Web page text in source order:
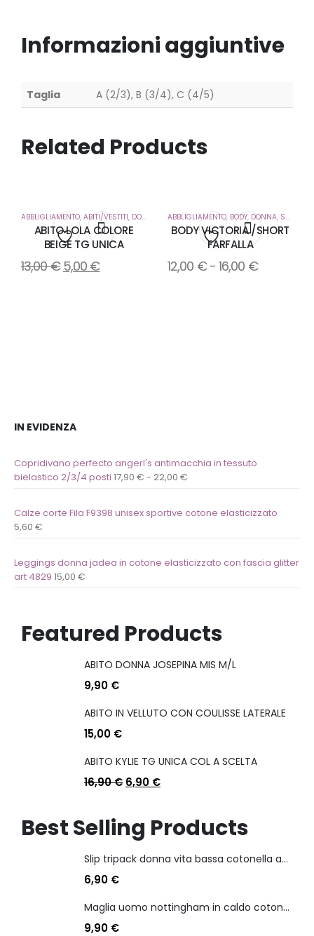
Informazioni aggiuntive
Taglia A (2/3), B (3/4), C (4/5)
Related Products
Aggiungi
ABBLIGLIAMENTO, ABITI/VESTITI, DONNA
ABITO LOLA COLORE
BEIGE TG UNICA
13,00€ 5,00 €
Aggiungi
ABBLIGLIAMENTO, BODY, DONNA, SHORT
BODY VICTORIA /SHORT
FARFALLA
12,00 € - 16,00 €
IN EVIDENZA
Copridivano perfecto angerl's antimacchia in tessuto
bielastico 2/3/4 posti 17,90 € - 22,00 €
Calze corte Fila F9398 unisex sportive cotone elasticizzato
5,60 €
Leggings donna jadea in cotone elasticizzato con fascia glitter
art 4829 15,00 €
Featured Products
ABITO DONNA JOSEPINA MIS M/L
9,90 €
ABITO IN VELLUTO CON COULISSE LATERALE
15,00 €
ABITO KYLIE TG UNICA COL A SCELTA
16,90€ 6,90 €
Best Selling Products
Slip tripack donna vita bassa cotonella art 3165 in cotone elasticizzato
6,90 €
Maglia uomo nottingham in caldo cotone scollo a v manica lunga
9,90 €